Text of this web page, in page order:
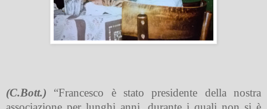
(C.Bott.) “Francesco è stato presidente della nostra